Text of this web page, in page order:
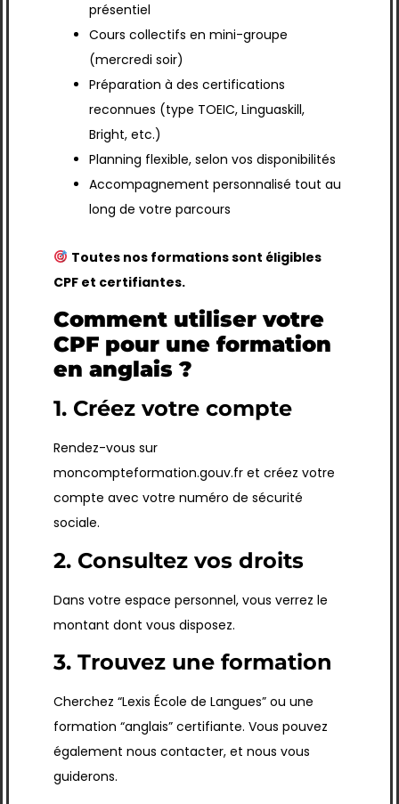
présentiel
Cours collectifs en mini-groupe
(mercredi soir)
Préparation à des certifications
reconnues (type TOEIC, Linguaskill,
Bright, etc.)
Planning flexible, selon vos disponibilités
Accompagnement personnalisé tout au
long de votre parcours
Toutes nos formations sont éligibles
CPF et certifiantes.
Comment utiliser votre
CPF pour une formation
en anglais ?
1. Créez votre compte
Rendez-vous sur
moncompteformation.gouv.fr et créez votre
compte avec votre numéro de sécurité
sociale.
2. Consultez vos droits
Dans votre espace personnel, vous verrez le
montant dont vous disposez.
3. Trouvez une formation
Cherchez “Lexis École de Langues” ou une
formation “anglais” certifiante. Vous pouvez
également nous contacter, et nous vous
guiderons.